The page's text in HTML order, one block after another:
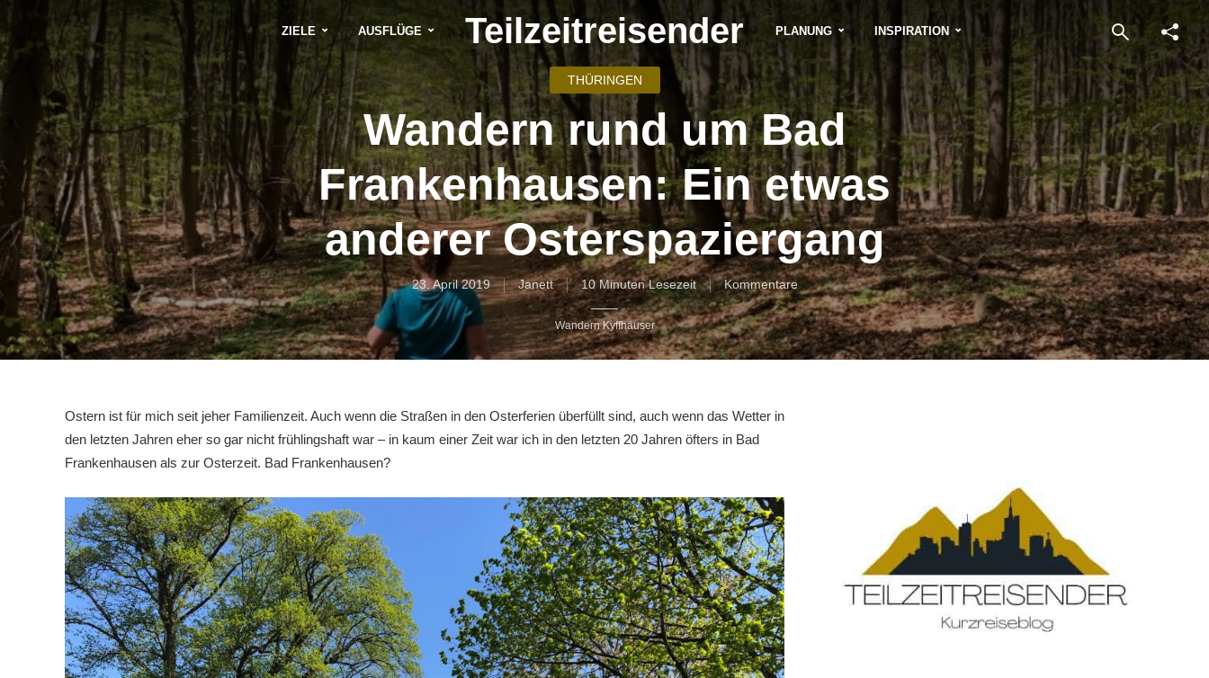
ZIELE AUSFLÜGE Teilzeitreisender PLANUNG INSPIRATION
Wandern Kyffhäuser
THÜRINGEN
Wandern rund um Bad
Frankenhausen: Ein etwas
anderer Osterspaziergang
23. April 2019 Janett 10 Minuten Lesezeit Kommentare
Ostern ist für mich seit jeher Familienzeit. Auch wenn die Straßen in den Osterferien überfüllt sind, auch wenn das Wetter in
den letzten Jahren eher so gar nicht frühlingshaft war – in kaum einer Zeit war ich in den letzten 20 Jahren öfters in Bad
Frankenhausen als zur Osterzeit. Bad Frankenhausen?